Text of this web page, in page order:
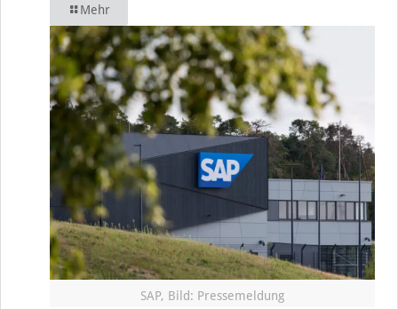
Mehr
SAP, Bild: Pressemeldung